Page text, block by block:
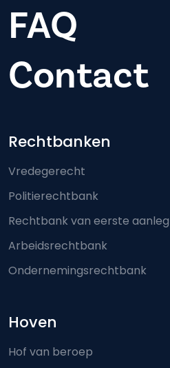
FAQ
Contact
Footer-menu
Rechtbanken
Vredegerecht
Politierechtbank
Rechtbank van eerste aanleg
Arbeidsrechtbank
Ondernemingsrechtbank
Hoven
Hof van beroep